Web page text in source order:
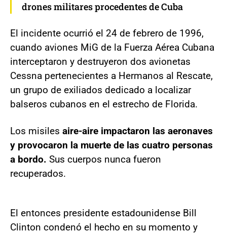
drones militares procedentes de Cuba
El incidente ocurrió el 24 de febrero de 1996,
cuando aviones MiG de la Fuerza Aérea Cubana
interceptaron y destruyeron dos avionetas
Cessna pertenecientes a Hermanos al Rescate,
un grupo de exiliados dedicado a localizar
balseros cubanos en el estrecho de Florida.
Los misiles aire-aire impactaron las aeronaves
y provocaron la muerte de las cuatro personas
a bordo. Sus cuerpos nunca fueron
recuperados.
El entonces presidente estadounidense Bill
Clinton condenó el hecho en su momento y